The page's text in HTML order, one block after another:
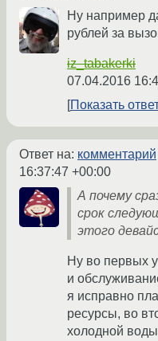
Ну например
рублей за
iz_tabakerki
07.04.2016
Показать
Ответ на: комментарий
16:37:47 +00:00
А почему
срок
этого
Ну во первых
и
я исправно
ресурсы, во
холодной